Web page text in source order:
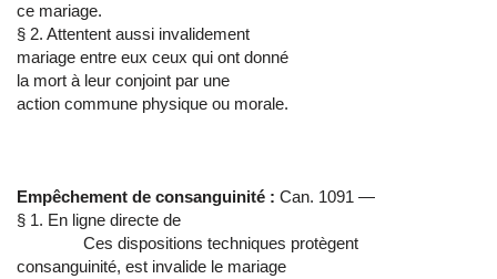
ce mariage.
§ 2. Attentent aussi invalidement
mariage entre eux ceux qui ont donné
la mort à leur conjoint par une
action commune physique ou morale.
Empêchement de consanguinité : Can. 1091 —
§ 1. En ligne directe de
Ces dispositions techniques protègent
consanguinité, est invalide le mariage